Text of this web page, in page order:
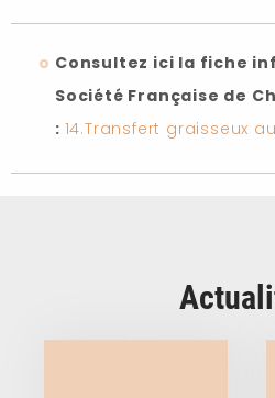
Consultez ici la fiche
Société Française de
: 14.Transfert graisseux